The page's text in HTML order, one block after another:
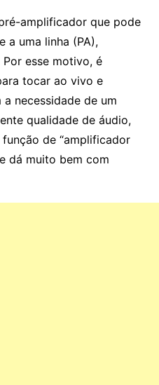
amplificador que pode
a uma linha (PA),
esse motivo, é
tocar ao vivo e
necessidade de um
qualidade de áudio,
de “amplificador
dá muito bem com